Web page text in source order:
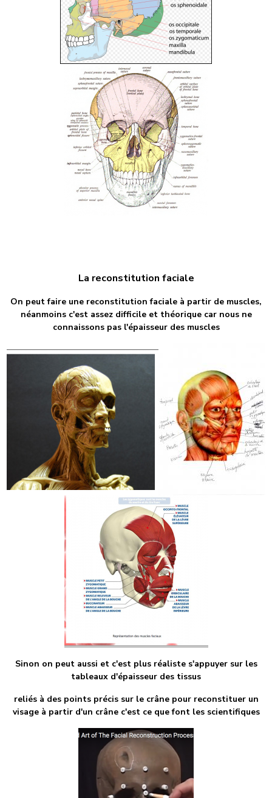
La reconstitution faciale
On peut faire une reconstitution faciale à partir de muscles,
néanmoins c'est assez difficile et théorique car nous ne
connaissons pas l'épaisseur des muscles
Sinon on peut aussi et c'est plus réaliste s'appuyer sur les
tableaux d'épaisseur des tissus
reliés à des points précis sur le crâne pour reconstituer un
visage à partir d'un crâne c'est ce que font les scientifiques